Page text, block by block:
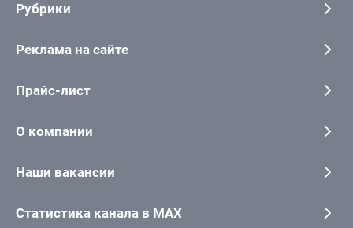
Рубрики
Реклама на сайте
Прайс-лист
О компании
Наши вакансии
Статистика канала в MAX